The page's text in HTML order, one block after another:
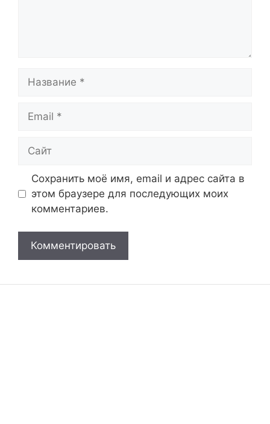
Сохранить моё имя, email и адрес сайта в
этом браузере для последующих моих
комментариев.